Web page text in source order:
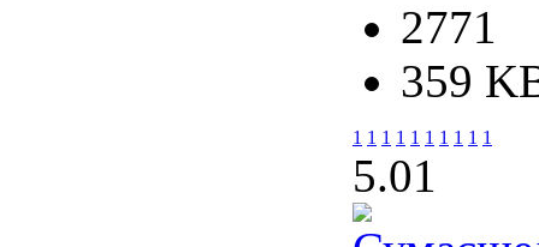
2771
359
1 1 1 1 1 1 1 1 1 1
5.01